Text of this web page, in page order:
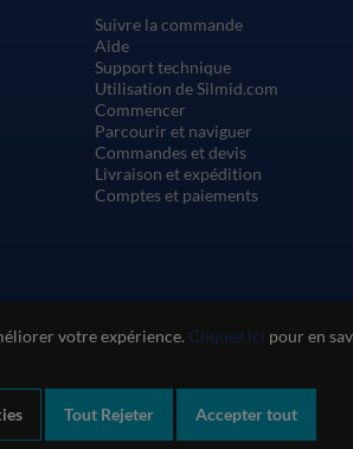
votre expérience. Cliquez ici pour en
Tout Rejeter Accepter tout
Suivre la commande
Aide
Support technique
Utilisation de Silmid.com
Commencer
Parcourir et naviguer
Commandes et devis
Livraison et expédition
Comptes et paiements